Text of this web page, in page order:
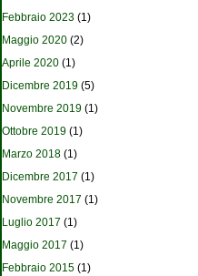
Febbraio 2023 (1)
Maggio 2020 (2)
Aprile 2020 (1)
Dicembre 2019 (5)
Novembre 2019 (1)
Ottobre 2019 (1)
Marzo 2018 (1)
Dicembre 2017 (1)
Novembre 2017 (1)
Luglio 2017 (1)
Maggio 2017 (1)
Febbraio 2015 (1)